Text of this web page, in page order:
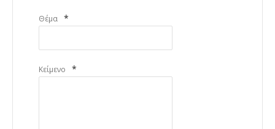
Θέμα *
Κείμενο *